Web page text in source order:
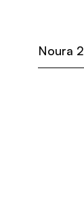
Noura